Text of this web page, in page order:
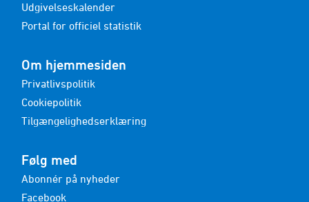
Udgivelseskalender
Portal for officiel statistik
Om hjemmesiden
Privatlivspolitik
Cookiepolitik
Tilgængelighedserklæring
Følg med
Abonnér på nyheder
Facebook